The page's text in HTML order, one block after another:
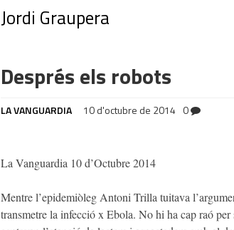
Jordi Graupera
Després els robots
LA VANGUARDIA 10 d'octubre de 2014 0
La Vanguardia 10 d’Octubre 2014
Mentre l’epidemiòleg Antoni Trilla tuitava
transmetre la infecció x Ebola. No hi ha cap raó